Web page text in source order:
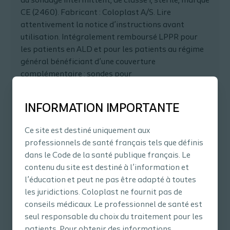
INFORMATION IMPORTANTE
Ce site est destiné uniquement aux
professionnels de santé français tels que définis
dans le Code de la santé publique français. Le
contenu du site est destiné à l’information et
l’éducation et peut ne pas être adapté à toutes
les juridictions. Coloplast ne fournit pas de
conseils médicaux. Le professionnel de santé est
seul responsable du choix du traitement pour les
CE (2460). Fabricant : Coloplast A/S. Lire
attentivement la notice d’instructions avant
utilisation. Intégralement remboursé LPPR pour
les patients en ALD et pour les patients au régime
général bénéficiant d’une couverture
complémentaire : sondes pour
polyuréthane (PU), avec lubrifiant hydrophile
30): prix limite de vente au public 82,94€TTC,
remb. Séc. Soc. 82,94€.
SpeediCath ®Compact Set: dispositif médical
destiné au sondage intermittent, de classe I, stérile,
marqué CE (2460). Fabricant : Coloplast A/S. Lire
attentivement la notice d’instructions avant
utilisation. Intégralement remboursé LPPR pour